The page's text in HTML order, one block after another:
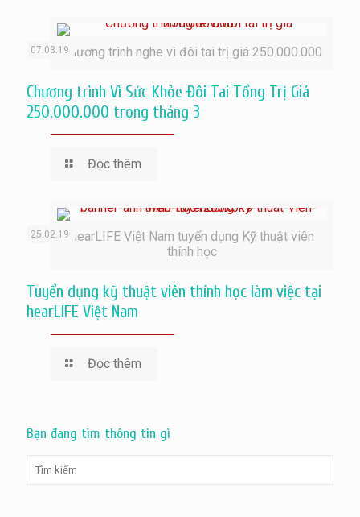
Chương trình nghe vì đôi tai trị giá 250.000.000
07.03.19
Chương trình Vì Sức Khỏe Đôi Tai Tổng Trị Giá
250.000.000 trong tháng 3
Đọc thêm
hearLIFE Việt Nam tuyển dụng Kỹ thuật viên
thính học
25.02.19
Tuyển dụng kỹ thuật viên thính học làm việc tại
hearLIFE Việt Nam
Đọc thêm
Bạn đang tìm thông tin gì